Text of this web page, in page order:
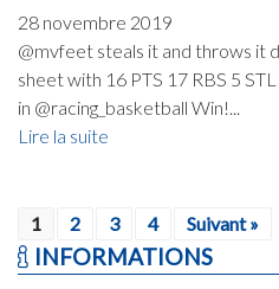
28 novembre 2019
@mvfeet steals it and throws it
sheet with 16 PTS 17 RBS 5
in @racing_basketball Win!...
Lire la suite
1 2 3 4 Suivant »
INFORMATIONS